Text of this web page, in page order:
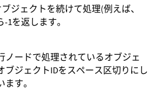
ジェクトを続けて処理(例えば、
1を返します。
ノードで処理されているオブジェ
ブジェクトIDをスペース区切りにし
す。